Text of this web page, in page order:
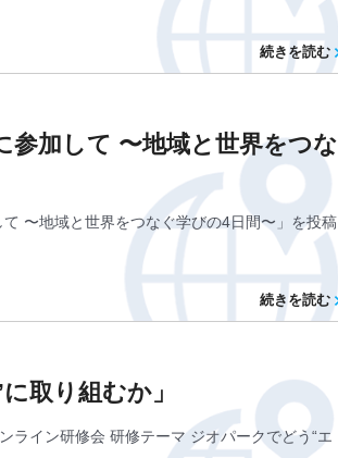
続きを読む
参加して 〜地域と世界をつな
〜地域と世界をつなぐ学びの4日間〜」を投稿
続きを読む
取り組むか」
ライン研修会 研修テーマ ジオパークでどう“エ